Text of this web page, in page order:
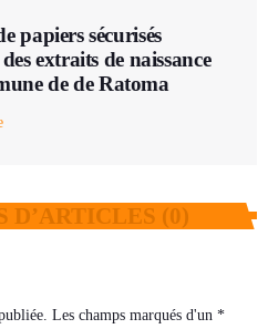
papiers sécurisés
extraits de naissance
de de Ratoma
D’ARTICLES (0)
Les champs marqués d'un *